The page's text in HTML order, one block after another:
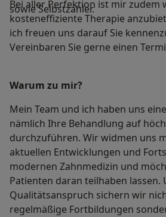
sowie Selbstzahler.
Bei aller Perfektion ist mir zudem
kosteneffiziente Therapie
ich freuen uns darauf Sie
Vereinbaren Sie gerne einen
Warum zu mir?
Mein Team und ich haben uns
nämlich Ihre Behandlung auf
durchzuführen. Wir widmen uns
aktuellen Entwicklungen und
modernen Zahnmedizin und
Patienten daran teilhaben lassen.
Qualitätsanspruch sichern wir
regelmäßige Fortbildungen